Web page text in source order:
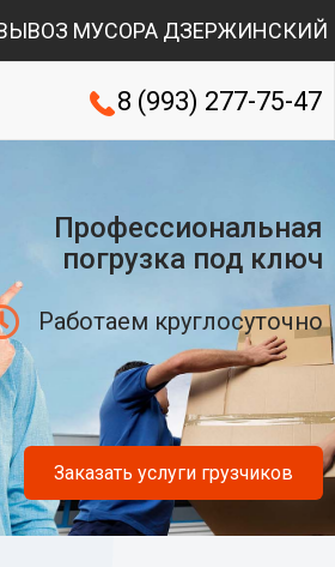
МУСОРА ДЗЕРЖИНСКИЙ
8 (993) 277-75-47
Профессиональная
погрузка под ключ
Работаем круглосуточно
Заказать услуги грузчиков